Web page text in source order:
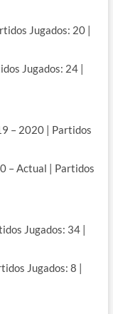
Jugados: 20 |
Jugados: 24 |
– 2020 | Partidos
– Actual | Partidos
Jugados: 34 |
Jugados: 8 |